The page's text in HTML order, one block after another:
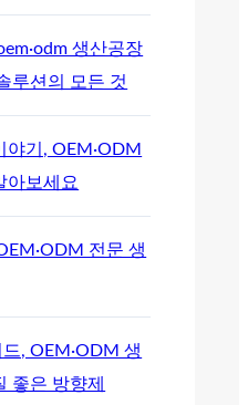
생산공장
루션의 모든 것
기, OEM·ODM
아보세요
전문 생
, OEM·ODM 생
좋은 방향제